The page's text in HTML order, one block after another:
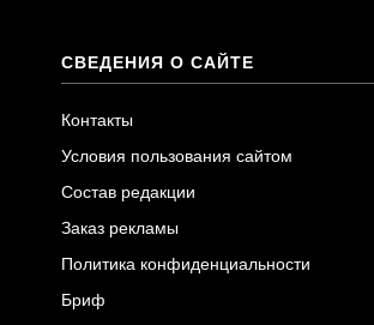
СВЕДЕНИЯ О САЙТЕ
Контакты
Условия пользования сайтом
Состав редакции
Заказ рекламы
Политика конфиденциальности
Бриф